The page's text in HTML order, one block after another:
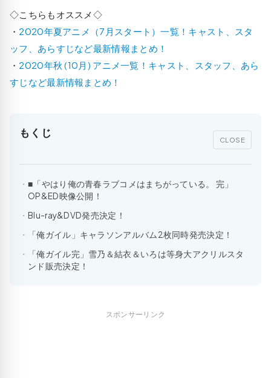
◇こちらもオススメ◇
・ 2020年夏アニメ（7月スタート）一覧！キャスト、スタ
ッフ、あらすじなど最新情報まとめ！
・ 2020年秋 (10月) アニメ一覧！キャスト、スタッフ、あら
すじなど最新情報まとめ！
もくじ
CLOSE
■「やはり俺の青春ラブコメはまちがっている。 完」
OP&ED映像公開！
Blu-ray&DVD発売決定！
「俺ガイル」キャラソンアルバム2枚同時発売決定！
「俺ガイル完」雪乃＆結衣＆いろは等身大アクリルスタ
ンド販売決定！
スポンサーリンク